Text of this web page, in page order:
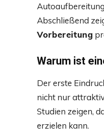
Abschließend
Vorbereitung
Warum ist
Der erste
nicht nur
Studien zeigen,
erzielen kann.